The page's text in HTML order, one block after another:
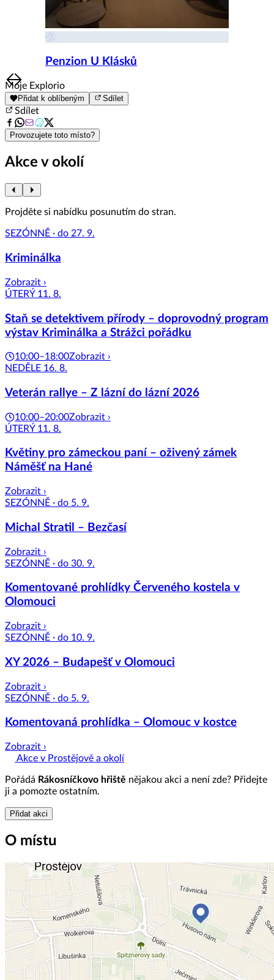
Penzion U Klásků
Item
1
of
8
Moje Explorio
Přidat k oblíbeným Sdílet
Sdílet
Provozujete toto místo?
Akce v okolí
Projděte si nabídku posunutím do stran.
SEZÓNNĚ · do 27. 9.
Kriminálka
Zobrazit ›
ÚTERÝ 11. 8.
Staň se detektivem přírody – doprovodný program
výstav Kriminálka a Strážci pořádku
10:00–18:00Zobrazit ›
NEDĚLE 16. 8.
Veterán rallye – Z lázní do lázní 2026
10:00–20:00Zobrazit ›
ÚTERÝ 11. 8.
Květiny pro zámeckou paní – oživený zámek
Náměšť na Hané
Zobrazit ›
SEZÓNNĚ · do 5. 9.
Michal Stratil – Bezčasí
Zobrazit ›
SEZÓNNĚ · do 30. 9.
Komentované prohlídky Červeného kostela v
Olomouci
Zobrazit ›
SEZÓNNĚ · do 10. 9.
XY 2026 – Budapešť v Olomouci
Zobrazit ›
SEZÓNNĚ · do 5. 9.
Komentovaná prohlídka – Olomouc v kostce
Zobrazit ›
Akce v Prostějově a okolí
Pořádá Rákosníčkovo hřiště nějakou akci a není zde? Přidejte
ji a pomozte ostatním.
Přidat akci
O místu